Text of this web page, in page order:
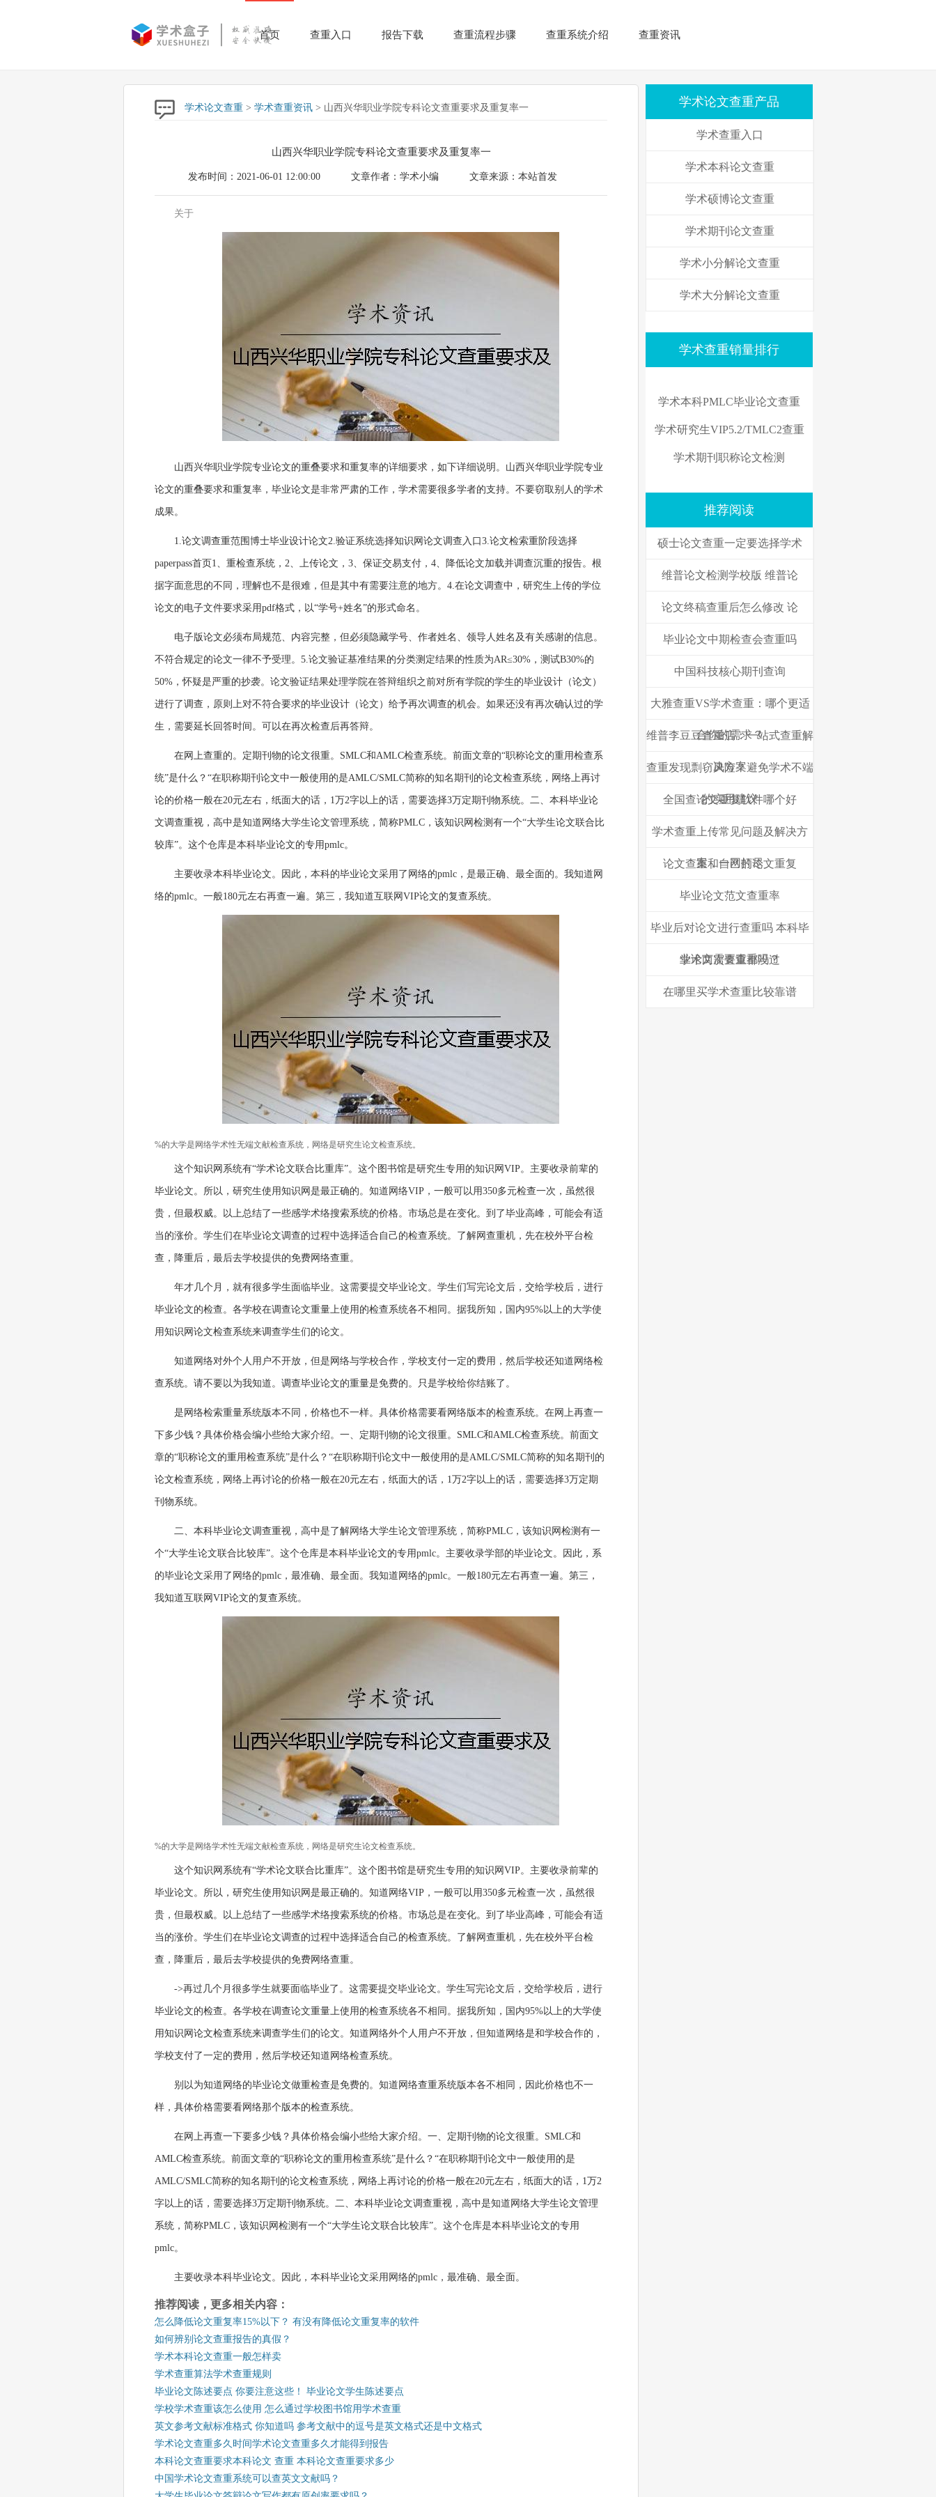
首页 查重入口 报告下载 查重流程步骤 查重系统介绍 查重资讯
学术论文查重 > 学术查重资讯 > 山西兴华职业学院专科论文查重要求及重复率一
山西兴华职业学院专科论文查重要求及重复率一
发布时间：2021-06-01 12:00:00 文章作者：学术小编 文章来源：本站首发
关于
山西兴华职业学院专业论文的重叠要求和重复率的详细要求，如下详细说明。山西兴华职业学院专业
论文的重叠要求和重复率，毕业论文是非常严肃的工作，学术需要很多学者的支持。不要窃取别人的学术
成果。
1.论文调查重范围博士毕业设计论文2.验证系统选择知识网论文调查入口3.论文检索重阶段选择
paperpass首页1、重检查系统，2、上传论文，3、保证交易支付，4、降低论文加载并调查沉重的报告。根
据字面意思的不同，理解也不是很难，但是其中有需要注意的地方。4.在论文调查中，研究生上传的学位
论文的电子文件要求采用pdf格式，以“学号+姓名”的形式命名。
电子版论文必须布局规范、内容完整，但必须隐藏学号、作者姓名、领导人姓名及有关感谢的信息。
不符合规定的论文一律不予受理。5.论文验证基准结果的分类测定结果的性质为AR≤30%，测试B30%的
50%，怀疑是严重的抄袭。论文验证结果处理学院在答辩组织之前对所有学院的学生的毕业设计（论文）
进行了调查，原则上对不符合要求的毕业设计（论文）给予再次调查的机会。如果还没有再次确认过的学
生，需要延长回答时间。可以在再次检查后再答辩。
在网上查重的。定期刊物的论文很重。SMLC和AMLC检查系统。前面文章的“职称论文的重用检查系
统”是什么？“在职称期刊论文中一般使用的是AMLC/SMLC简称的知名期刊的论文检查系统，网络上再讨
论的价格一般在20元左右，纸面大的话，1万2字以上的话，需要选择3万定期刊物系统。二、本科毕业论
文调查重视，高中是知道网络大学生论文管理系统，简称PMLC，该知识网检测有一个“大学生论文联合比
较库”。这个仓库是本科毕业论文的专用pmlc。
主要收录本科毕业论文。因此，本科的毕业论文采用了网络的pmlc，是最正确、最全面的。我知道网
络的pmlc。一般180元左右再查一遍。第三，我知道互联网VIP论文的复查系统。
%的大学是网络学术性无端文献检查系统，网络是研究生论文检查系统。
这个知识网系统有“学术论文联合比重库”。这个图书馆是研究生专用的知识网VIP。主要收录前辈的
毕业论文。所以，研究生使用知识网是最正确的。知道网络VIP，一般可以用350多元检查一次，虽然很
贵，但最权威。以上总结了一些感学术络搜索系统的价格。市场总是在变化。到了毕业高峰，可能会有适
当的涨价。学生们在毕业论文调查的过程中选择适合自己的检查系统。了解网查重机，先在校外平台检
查，降重后，最后去学校提供的免费网络查重。
年才几个月，就有很多学生面临毕业。这需要提交毕业论文。学生们写完论文后，交给学校后，进行
毕业论文的检查。各学校在调查论文重量上使用的检查系统各不相同。据我所知，国内95%以上的大学使
用知识网论文检查系统来调查学生们的论文。
知道网络对外个人用户不开放，但是网络与学校合作，学校支付一定的费用，然后学校还知道网络检
查系统。请不要以为我知道。调查毕业论文的重量是免费的。只是学校给你结账了。
是网络检索重量系统版本不同，价格也不一样。具体价格需要看网络版本的检查系统。在网上再查一
下多少钱？具体价格会编小些给大家介绍。一、定期刊物的论文很重。SMLC和AMLC检查系统。前面文
章的“职称论文的重用检查系统”是什么？“在职称期刊论文中一般使用的是AMLC/SMLC简称的知名期刊的
论文检查系统，网络上再讨论的价格一般在20元左右，纸面大的话，1万2字以上的话，需要选择3万定期
刊物系统。
二、本科毕业论文调查重视，高中是了解网络大学生论文管理系统，简称PMLC，该知识网检测有一
个“大学生论文联合比较库”。这个仓库是本科毕业论文的专用pmlc。主要收录学部的毕业论文。因此，系
的毕业论文采用了网络的pmlc，最准确、最全面。我知道网络的pmlc。一般180元左右再查一遍。第三，
我知道互联网VIP论文的复查系统。
%的大学是网络学术性无端文献检查系统，网络是研究生论文检查系统。
这个知识网系统有“学术论文联合比重库”。这个图书馆是研究生专用的知识网VIP。主要收录前辈的
毕业论文。所以，研究生使用知识网是最正确的。知道网络VIP，一般可以用350多元检查一次，虽然很
贵，但最权威。以上总结了一些感学术络搜索系统的价格。市场总是在变化。到了毕业高峰，可能会有适
当的涨价。学生们在毕业论文调查的过程中选择适合自己的检查系统。了解网查重机，先在校外平台检
查，降重后，最后去学校提供的免费网络查重。
->再过几个月很多学生就要面临毕业了。这需要提交毕业论文。学生写完论文后，交给学校后，进行
毕业论文的检查。各学校在调查论文重量上使用的检查系统各不相同。据我所知，国内95%以上的大学使
用知识网论文检查系统来调查学生们的论文。知道网络外个人用户不开放，但知道网络是和学校合作的，
学校支付了一定的费用，然后学校还知道网络检查系统。
别以为知道网络的毕业论文做重检查是免费的。知道网络查重系统版本各不相同，因此价格也不一
样，具体价格需要看网络那个版本的检查系统。
在网上再查一下要多少钱？具体价格会编小些给大家介绍。一、定期刊物的论文很重。SMLC和
AMLC检查系统。前面文章的“职称论文的重用检查系统”是什么？“在职称期刊论文中一般使用的是
AMLC/SMLC简称的知名期刊的论文检查系统，网络上再讨论的价格一般在20元左右，纸面大的话，1万2
字以上的话，需要选择3万定期刊物系统。二、本科毕业论文调查重视，高中是知道网络大学生论文管理
系统，简称PMLC，该知识网检测有一个“大学生论文联合比较库”。这个仓库是本科毕业论文的专用
pmlc。
主要收录本科毕业论文。因此，本科毕业论文采用网络的pmlc，最准确、最全面。
推荐阅读，更多相关内容：
怎么降低论文重复率15%以下？ 有没有降低论文重复率的软件
如何辨别论文查重报告的真假？
学术本科论文查重一般怎样卖
学术查重算法学术查重规则
毕业论文陈述要点 你要注意这些！ 毕业论文学生陈述要点
学校学术查重该怎么使用 怎么通过学校图书馆用学术查重
英文参考文献标准格式 你知道吗 参考文献中的逗号是英文格式还是中文格式
学术论文查重多久时间学术论文查重多久才能得到报告
本科论文查重要求本科论文 查重 本科论文查重要求多少
中国学术论文查重系统可以查英文文献吗？
学术论文查重产品
学术查重入口
学术本科论文查重
学术硕博论文查重
学术期刊论文查重
学术小分解论文查重
学术大分解论文查重
学术查重销量排行
学术本科PMLC毕业论文查重
学术研究生VIP5.2/TMLC2查重
学术期刊职称论文检测
推荐阅读
硕士论文查重一定要选择学术
维普论文检测学校版 维普论
论文终稿查重后怎么修改 论
毕业论文中期检查会查重吗
中国科技核心期刊查询
大雅查重VS学术查重：哪个更适
合你的需求？
维普李豆豆查重店：一站式查重解
决方案
查重发现剽窃风险？避免学术不端
的实用建议
全国查论文重复软件哪个好
学术查重上传常见问题及解决方
案，一网打尽
论文查重和自己的论文重复
毕业论文范文查重率
毕业后对论文进行查重吗 本科毕
业论文需要查重吗？
学术两次查重都没过
在哪里买学术查重比较靠谱